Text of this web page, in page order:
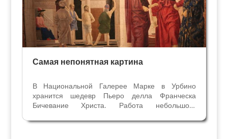
Самая непонятная картина
В Национальной Галерее Марке в Урбино
хранится шедевр Пьеро делла Франческа
Бичевание Христа. Работа небольшого
является одной из немногих подписанных